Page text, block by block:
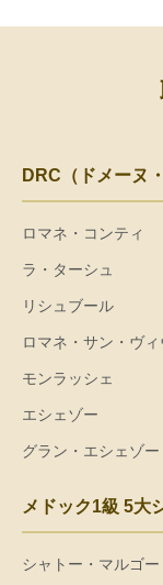
DRC（ドメーヌ
ロマネ・コンティ
ラ・ターシュ
リシュブール
ロマネ・サン・ヴィ
モンラッシェ
エシェゾー
グラン・エシェゾー
メドック1級 5大
シャトー・マルゴー